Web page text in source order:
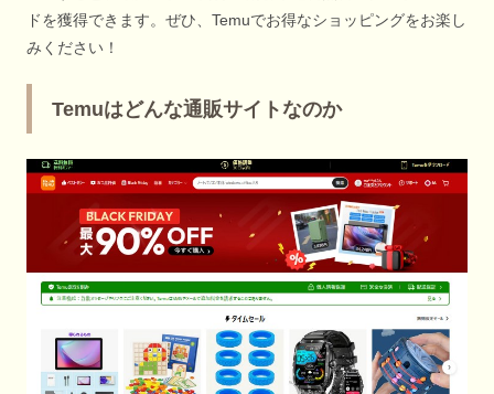
ドを獲得できます。ぜひ、Temuでお得なショッピングをお楽し
みください！
Temuはどんな通販サイトなのか